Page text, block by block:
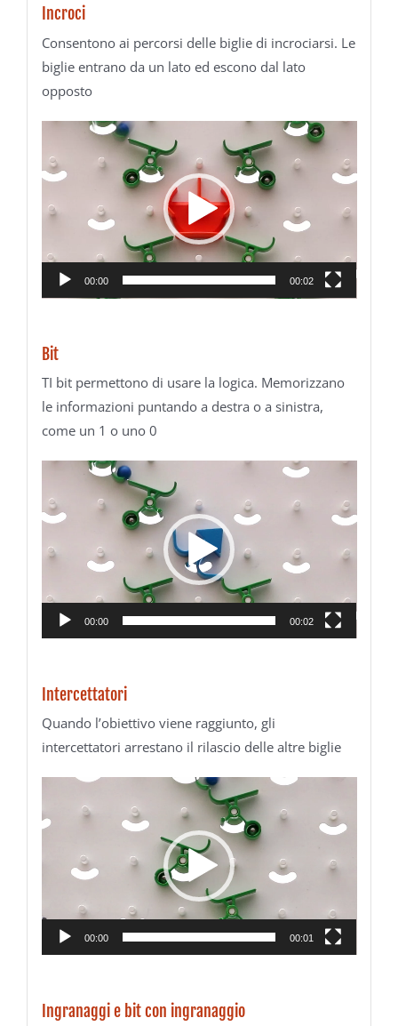
Incroci
Consentono ai percorsi delle biglie di incrociarsi. Le
biglie entrano da un lato ed escono dal lato
opposto
Player
00:00 00:02
Bit
TI bit permettono di usare la logica. Memorizzano
le informazioni puntando a destra o a sinistra,
come un 1 o uno 0
Player
00:00 00:02
Intercettatori
Quando l’obiettivo viene raggiunto, gli
intercettatori arrestano il rilascio delle altre biglie
Player
00:00 00:01
Ingranaggi e bit con ingranaggio